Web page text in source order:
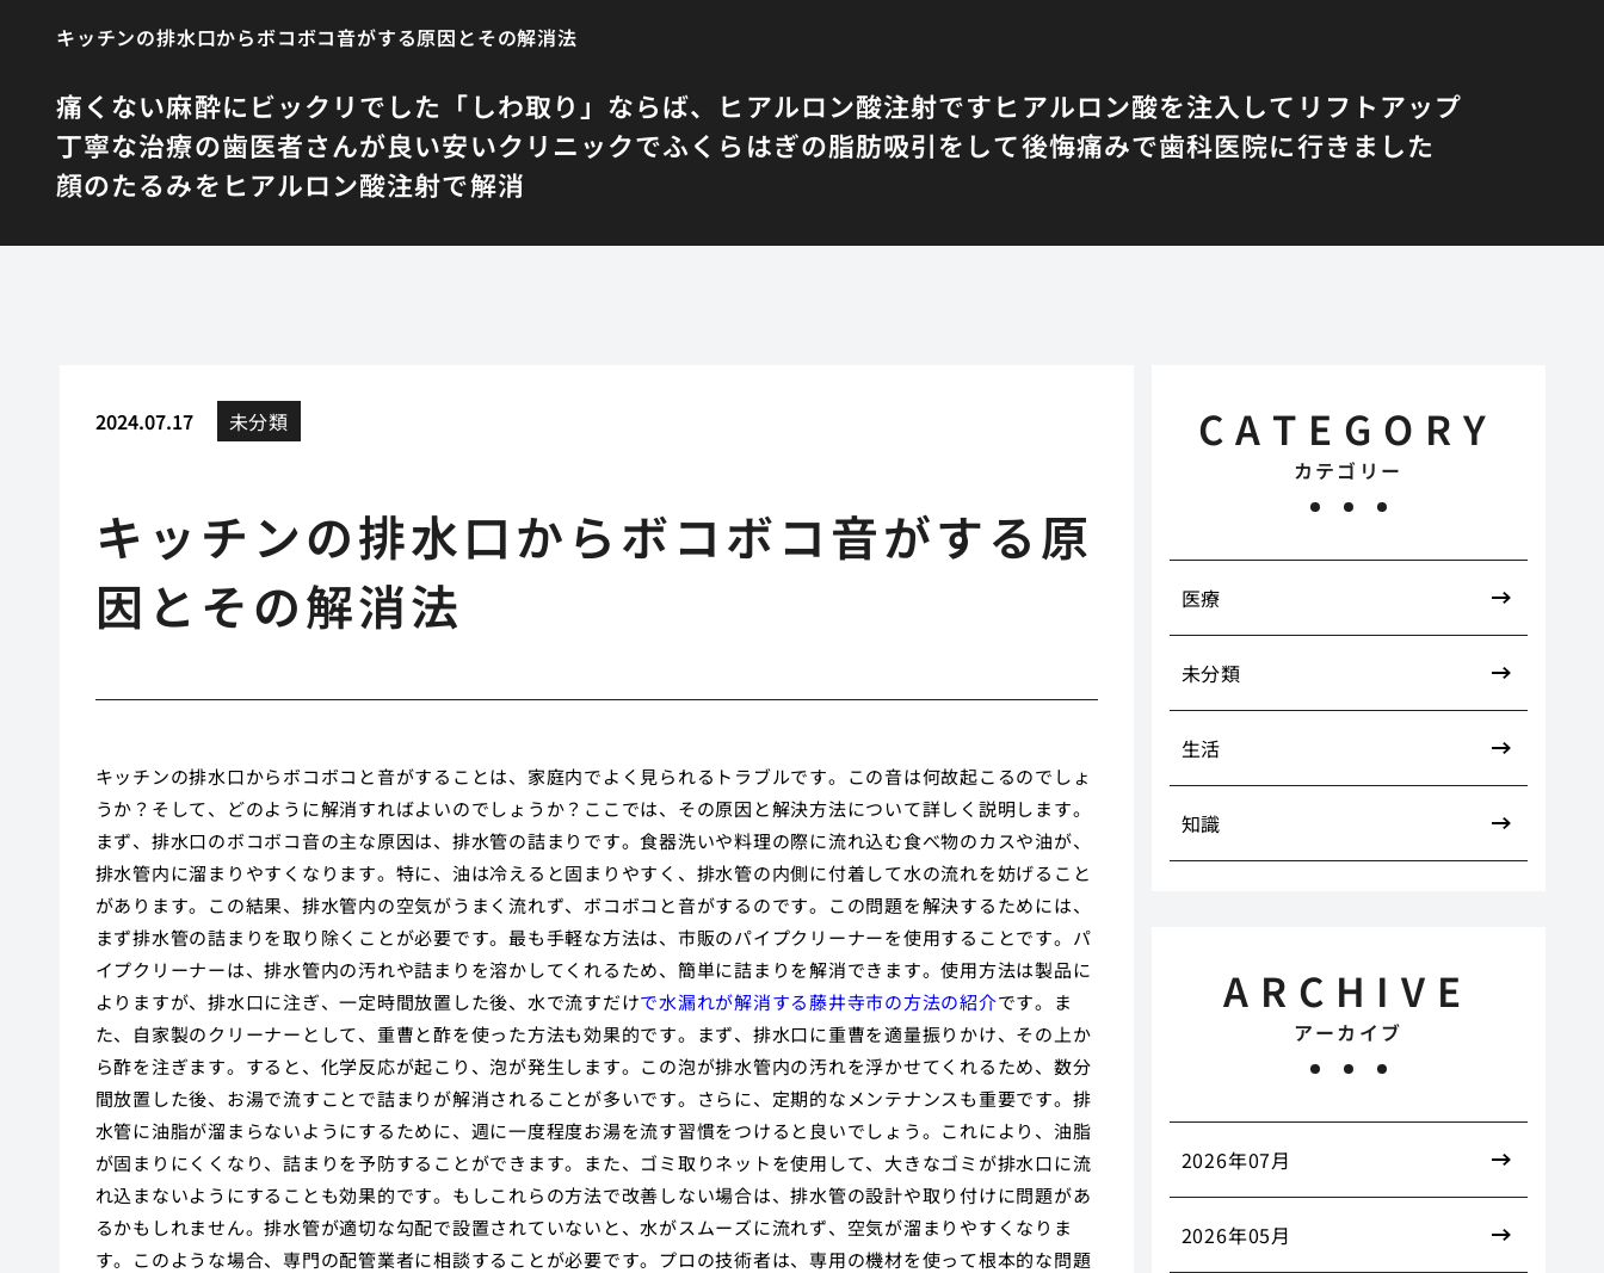
キッチンの排水口からボコボコ音がする原因とその解消法
痛くない麻酔にビックリでした 「しわ取り」ならば、ヒアルロン酸注射ですヒアルロン酸を注入してリフトアップ
丁寧な治療の歯医者さんが良い安いクリニックでふくらはぎの脂肪吸引をして後悔痛みで歯科医院に行きました
顔のたるみをヒアルロン酸注射で解消
2024.07.17 未分類
キッチンの排水口からボコボコ音がする原
因とその解消法
キッチンの排水口からボコボコと音がすることは、家庭内でよく見られるトラブルです。この音は何故起こるのでしょ
うか？そして、どのように解消すればよいのでしょうか？ここでは、その原因と解決方法について詳しく説明します。
まず、排水口のボコボコ音の主な原因は、排水管の詰まりです。食器洗いや料理の際に流れ込む食べ物のカスや油が、
排水管内に溜まりやすくなります。特に、油は冷えると固まりやすく、排水管の内側に付着して水の流れを妨げること
があります。この結果、排水管内の空気がうまく流れず、ボコボコと音がするのです。この問題を解決するためには、
まず排水管の詰まりを取り除くことが必要です。最も手軽な方法は、市販のパイプクリーナーを使用することです。パ
イプクリーナーは、排水管内の汚れや詰まりを溶かしてくれるため、簡単に詰まりを解消できます。使用方法は製品に
よりますが、排水口に注ぎ、一定時間放置した後、水で流すだけで水漏れが解消する藤井寺市の方法の紹介です。ま
た、自家製のクリーナーとして、重曹と酢を使った方法も効果的です。まず、排水口に重曹を適量振りかけ、その上か
ら酢を注ぎます。すると、化学反応が起こり、泡が発生します。この泡が排水管内の汚れを浮かせてくれるため、数分
間放置した後、お湯で流すことで詰まりが解消されることが多いです。さらに、定期的なメンテナンスも重要です。排
水管に油脂が溜まらないようにするために、週に一度程度お湯を流す習慣をつけると良いでしょう。これにより、油脂
が固まりにくくなり、詰まりを予防することができます。また、ゴミ取りネットを使用して、大きなゴミが排水口に流
れ込まないようにすることも効果的です。もしこれらの方法で改善しない場合は、排水管の設計や取り付けに問題があ
るかもしれません。排水管が適切な勾配で設置されていないと、水がスムーズに流れず、空気が溜まりやすくなりま
す。このような場合、専門の配管業者に相談することが必要です。プロの技術者は、専用の機材を使って根本的な問題
CATEGORY
カテゴリー
医療
未分類
生活
知識
ARCHIVE
アーカイブ
2026年07月
2026年05月